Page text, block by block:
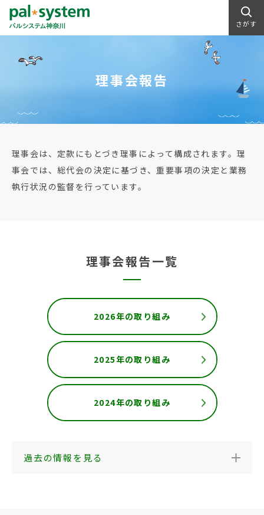
さがす
理事会報告
理事会は、定款にもとづき理事によって構成されます。理
事会では、総代会の決定に基づき、重要事項の決定と業務
執行状況の監督を行っています。
理事会報告一覧
2026年の取り組み
2025年の取り組み
2024年の取り組み
過去の情報を見る